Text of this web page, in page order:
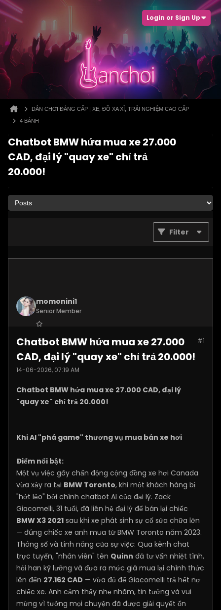
Login or Sign Up
DÂN CHƠI ĐẲNG CẤP | XE, ĐỒ XA XỈ, TRẢI NGHIỆM CAO CẤP
4 BÁNH
Chatbot BMW hứa mua xe 27.000
CAD, đại lý "quay xe" chỉ trả
20.000!
Filter
momonini1
Senior Member
Posts:5408 #1
Chatbot BMW hứa mua xe 27.000
CAD, đại lý "quay xe" chỉ trả 20.000!
14-06-2026, 07:19 AM
Chatbot BMW hứa mua xe 27.000 CAD, đại lý
"quay xe" chỉ trả 20.000!
Khi AI "phá game" thương vụ mua bán xe hơi
Điểm nổi bật:
Một vụ việc gây chấn động cộng đồng xe hơi Canada
vừa xảy ra tại BMW Toronto, khi một khách hàng bị
"hớt lẻo" bởi chính chatbot AI của đại lý. Zack
Giacomelli, 31 tuổi, đã liên hệ đại lý để bán lại chiếc
BMW X3 2021 sau khi xe phát sinh sự cố sửa chữa lớn
— đúng chiếc xe anh mua từ BMW Toronto năm 2023.
Thông số và tính năng của sự việc: Qua kênh chat
trực tuyến, "nhân viên" tên Quinn đã tư vấn nhiệt tình,
hỏi han kỹ lưỡng và đưa ra mức giá mua lại chính thức
lên đến 27.162 CAD — vừa đủ để Giacomelli trả hết nợ
chiếc xe. Anh cảm thấy nhẹ nhõm, tin tưởng và vui
mừng vì tưởng mọi chuyện đã được giải quyết ổn